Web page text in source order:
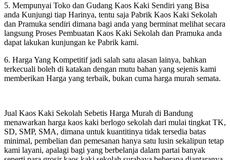
5. Mempunyai Toko dan Gudang Kaos Kaki Sendiri yang Bisa
anda Kunjungi tiap Harinya, tentu saja Pabrik Kaos Kaki Sekolah
dan Pramuka sendiri dimana bagi anda yang berminat melihat secara
langsung Proses Pembuatan Kaos Kaki Sekolah dan Pramuka anda
dapat lakukan kunjungan ke Pabrik kami.
6. Harga Yang Kompetitif jadi salah satu alasan lainya, bahkan
terkecuali boleh di katakan dengan mutu bahan yang sejenis kami
memberikan Harga yang terbaik, bukan cuma harga murah semata.
Jual Kaos Kaki Sekolah Sebetis Harga Murah di Bandung
menawarkan harga kaos kaki berlogo sekolah dari mulai tingkat TK,
SD, SMP, SMA, dimana untuk kuantitinya tidak tersedia batas
minimal, pembelian dan pemesanan hanya satu lusin sekalipun tetap
kami layani, apalagi bagi yang berbelanja dalam partai banyak